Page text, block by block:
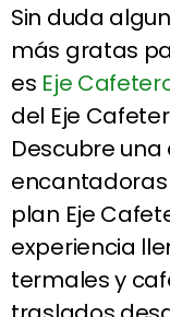
Sin duda
más gratas
es Eje
del Eje
Descubre
plan Eje
experiencia
termales y